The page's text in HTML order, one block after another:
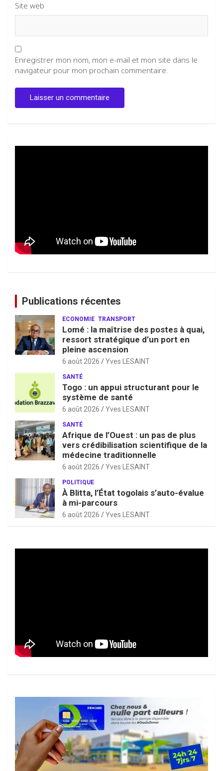
Site web
Enregistrer mon nom, mon e-mail et mon site dans le
navigateur pour mon prochain commentaire.
Publications récentes
ECONOMIE TRANSPORT
Lomé : la maîtrise des postes à quai,
ressort stratégique d’un port en
pleine ascension
6 août 2026 Yves LESAINT
SANTÉ
Togo : un appui structurant pour le
système de santé
6 août 2026 Yves LESAINT
SANTÉ
Afrique de l’Ouest : un pas de plus
vers crédibilisation scientifique de la
médecine traditionnelle
6 août 2026 Yves LESAINT
POLITIQUE
À Blitta, l’État togolais s’auto-évalue
à mi-parcours
6 août 2026 Yves LESAINT